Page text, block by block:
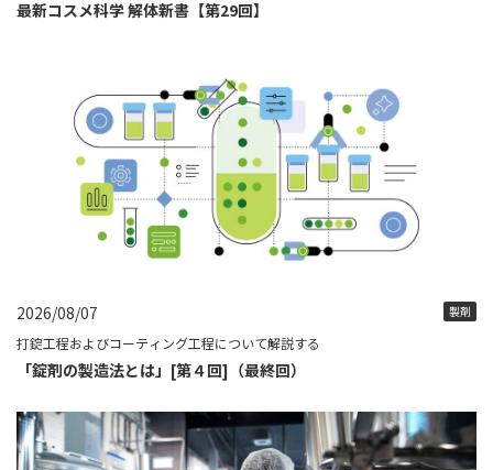
最新コスメ科学 解体新書【第29回】
2026/08/07 製剤
打錠工程およびコーティング工程について解説する
「錠剤の製造法とは」[第４回]（最終回）